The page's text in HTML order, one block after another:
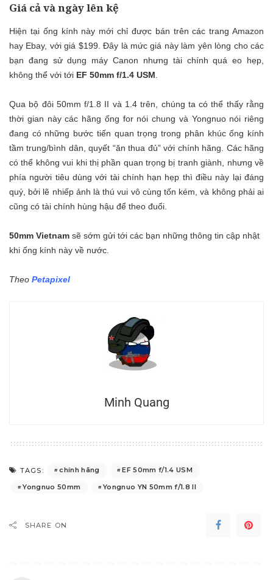
Giá cả và ngày lên kệ
Hiện tại ống kính này mới chỉ được bán trên các trang Amazon
hay Ebay, với giá $199. Đây là mức giá này làm yên lòng cho các
bạn đang sử dụng máy Canon nhưng tài chính quá eo hẹp,
không thể với tới EF 50mm f/1.4 USM
Qua bộ đôi 50mm f/1.8 II và 1.4 trên, chúng ta có thể thấy rằng
thời gian này các hãng ống for nói chung và Yongnuo nói riêng
đang có những bước tiến quan trọng trong phân khúc ống kính
tầm trung/bình dân, quyết “ăn thua đủ” với chính hãng. Các hãng
có thể không vui khi thị phần quan trọng bị tranh giành, nhưng về
phía người tiêu dùng với tài chính hạn hẹp thì điều này lại đáng
quý, bởi lẽ nhiếp ảnh là thú vui vô cùng tốn kém, và không phải ai
cũng có tài chính hùng hậu để theo đuổi.
50mm Vietnam sẽ sớm gửi tới các bạn những thông tin cập nhật
khi ống kính này về nước.
Theo Petapixel
Minh Quang
TAGS: chính hãng
EF 50mm f/1.4 USM
Yongnuo 50mm
Yongnuo YN 50mm f/1.8 II
SHARE ON